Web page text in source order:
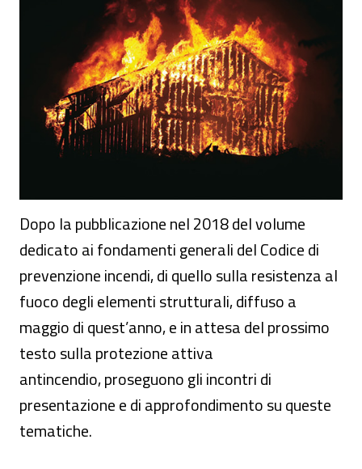
Dopo la pubblicazione nel 2018 del volume
dedicato ai fondamenti generali del Codice di
prevenzione incendi, di quello sulla resistenza al
fuoco degli elementi strutturali, diffuso a
maggio di quest’anno, e in attesa del prossimo
testo sulla protezione attiva
antincendio, proseguono gli incontri di
presentazione e di approfondimento su queste
tematiche.